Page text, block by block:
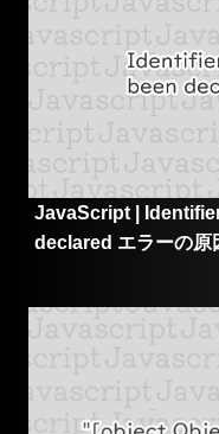
JavaScript |
declared エラーの原